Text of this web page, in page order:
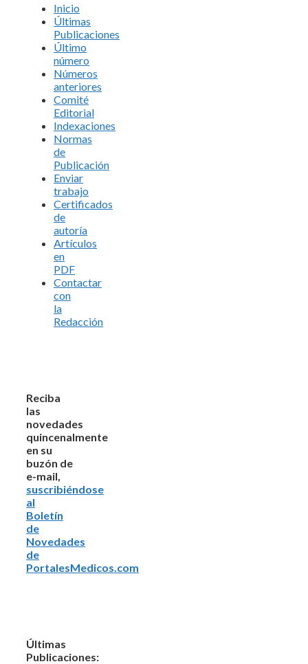
Inicio
Últimas
Publicaciones
Último
número
Números
anteriores
Comité
Editorial
Indexaciones
Normas
de
Publicación
Enviar
trabajo
Certificados
de
autoría
Artículos
en
PDF
Contactar
con
la
Redacción
Reciba
las
novedades
quincenalmente
en su
buzón de
e-mail,
suscribiéndose
al
Boletín
de
Novedades
de
PortalesMedicos.com
Últimas
Publicaciones: